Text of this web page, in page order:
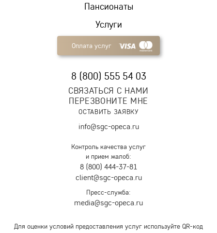
Пансионаты
Услуги
Оплата услуг
8 (800) 555 54 03
СВЯЗАТЬСЯ С НАМИ
ПЕРЕЗВОНИТЕ МНЕ
ОСТАВИТЬ ЗАЯВКУ
info@sgc-opeca.ru
Контроль качества услуг
и прием жалоб:
8 (800) 444-37-81
client@sgc-opeca.ru
Пресс-служба:
media@sgc-opeca.ru
Для оценки условий предоставления услуг используйте QR-код